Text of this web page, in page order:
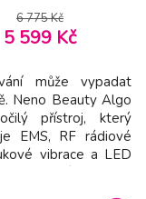
6 775 Kč
5 599 Kč
může vypadat
Neno Beauty Algo
přístroj, který
EMS, RF rádiové
vibrace a LED